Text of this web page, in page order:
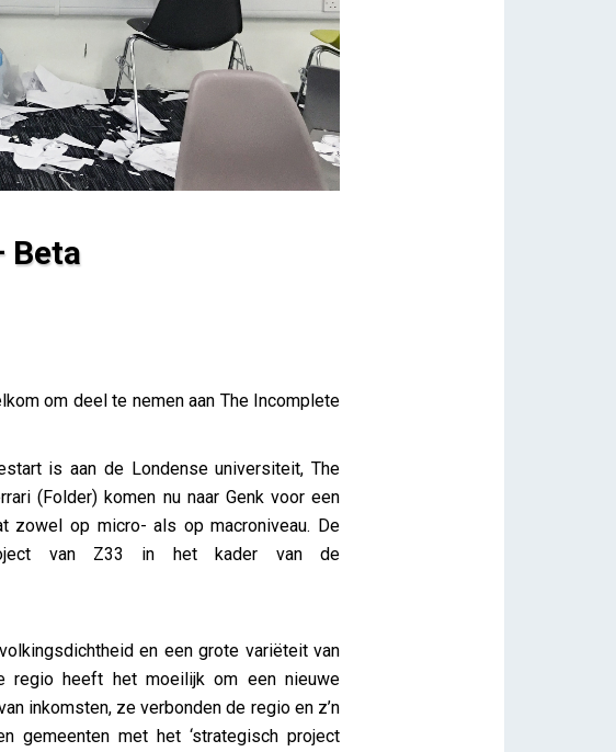
Beta
om deel te nemen aan The Incomplete
is aan de Londense universiteit, The
(Folder) komen nu naar Genk voor een
zowel op micro- als op macroniveau. De
van Z33 in het kader van de
en een grote variëteit van
regio heeft het moeilijk om een nieuwe
inkomsten, ze verbonden de regio en z’n
gemeenten met het ‘strategisch project